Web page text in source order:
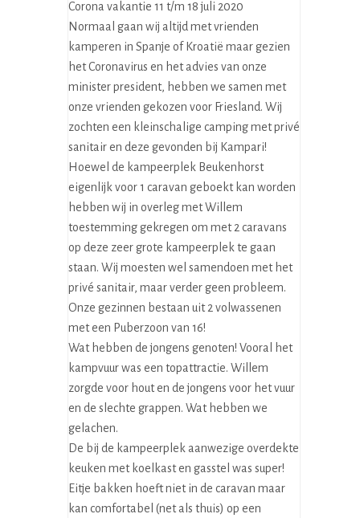
Corona vakantie 11 t/m 18 juli 2020
Normaal gaan wij altijd met vrienden
kamperen in Spanje of Kroatië maar gezien
het Coronavirus en het advies van onze
minister president, hebben we samen met
onze vrienden gekozen voor Friesland. Wij
zochten een kleinschalige camping met privé
sanitair en deze gevonden bij Kampari!
Hoewel de kampeerplek Beukenhorst
eigenlijk voor 1 caravan geboekt kan worden
hebben wij in overleg met Willem
toestemming gekregen om met 2 caravans
op deze zeer grote kampeerplek te gaan
staan. Wij moesten wel samendoen met het
privé sanitair, maar verder geen probleem.
Onze gezinnen bestaan uit 2 volwassenen
met een Puberzoon van 16!
Wat hebben de jongens genoten! Vooral het
kampvuur was een topattractie. Willem
zorgde voor hout en de jongens voor het vuur
en de slechte grappen. Wat hebben we
gelachen.
De bij de kampeerplek aanwezige overdekte
keuken met koelkast en gasstel was super!
Eitje bakken hoeft niet in de caravan maar
kan comfortabel (net als thuis) op een